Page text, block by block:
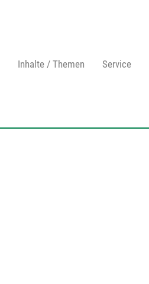
Inhalte / Themen Service